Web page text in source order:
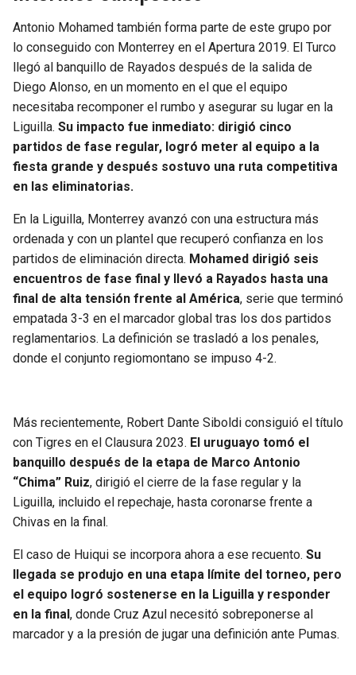
Antonio Mohamed también forma parte de este grupo por
lo conseguido con Monterrey en el Apertura 2019. El Turco
llegó al banquillo de Rayados después de la salida de
Diego Alonso, en un momento en el que el equipo
necesitaba recomponer el rumbo y asegurar su lugar en la
Liguilla. Su impacto fue inmediato: dirigió cinco
partidos de fase regular, logró meter al equipo a la
fiesta grande y después sostuvo una ruta competitiva
en las eliminatorias.
En la Liguilla, Monterrey avanzó con una estructura más
ordenada y con un plantel que recuperó confianza en los
partidos de eliminación directa. Mohamed dirigió seis
encuentros de fase final y llevó a Rayados hasta una
final de alta tensión frente al América, serie que terminó
empatada 3-3 en el marcador global tras los dos partidos
reglamentarios. La definición se trasladó a los penales,
donde el conjunto regiomontano se impuso 4-2.
Más recientemente, Robert Dante Siboldi consiguió el título
con Tigres en el Clausura 2023. El uruguayo tomó el
banquillo después de la etapa de Marco Antonio
“Chima” Ruiz, dirigió el cierre de la fase regular y la
Liguilla, incluido el repechaje, hasta coronarse frente a
Chivas en la final.
El caso de Huiqui se incorpora ahora a ese recuento. Su
llegada se produjo en una etapa límite del torneo, pero
el equipo logró sostenerse en la Liguilla y responder
en la final , donde Cruz Azul necesitó sobreponerse al
marcador y a la presión de jugar una definición ante Pumas.